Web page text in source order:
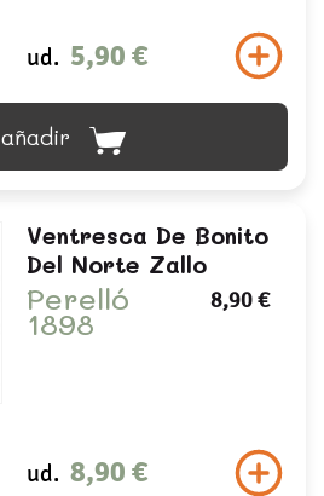
ud. 5,90 €
añadir
Ventresca De Bonito
Del Norte Zallo
Perelló
1898
8,90 €
ud. 8,90 €